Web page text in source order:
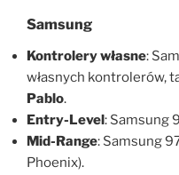
Samsung
Kontrolery własne:
własnych kontrolerów,
Pablo.
Entry-Level: Samsung
Mid-Range: Samsung
Phoenix).